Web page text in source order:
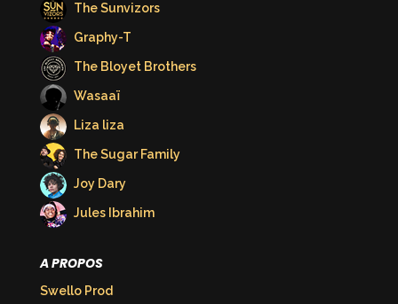
The Sunvizors
Graphy-T
The Bloyet Brothers
Wasaaï
Liza liza
The Sugar Family
Joy Dary
Jules Ibrahim
A PROPOS
Swello Prod